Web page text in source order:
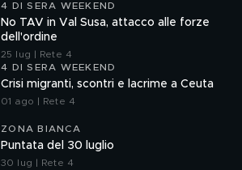
4 DI SERA WEEKEND
No TAV in Val Susa, attacco alle forze
dell'ordine
25 lug | Rete 4
4 DI SERA WEEKEND
Crisi migranti, scontri e lacrime a Ceuta
01 ago | Rete 4
ZONA BIANCA
Puntata del 30 luglio
30 lug | Rete 4